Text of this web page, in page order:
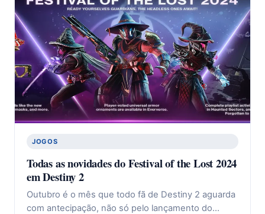
JOGOS
Todas as novidades do Festival of the Lost 2024
em Destiny 2
Outubro é o mês que todo fã de Destiny 2 aguarda
com antecipação, não só pelo lançamento do…